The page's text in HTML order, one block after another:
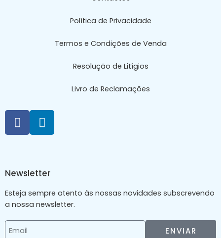
Política de Privacidade
Termos e Condições de Venda
Resolução de Litígios
Livro de Reclamações
Newsletter
Esteja sempre atento às nossas novidades subscrevendo
a nossa newsletter.
ENVIAR